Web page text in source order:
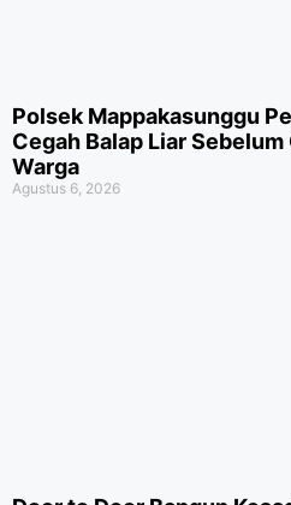
Polsek Mappakasunggu
Cegah Balap Liar
Warga
Agustus 6, 2026